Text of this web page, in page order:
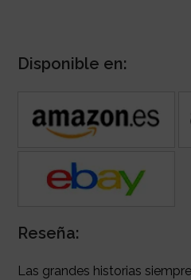
Disponible en:
Reseña:
Las grandes historias